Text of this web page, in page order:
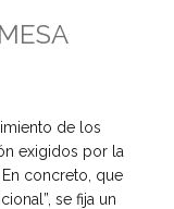
de los
exigidos por la
En concreto, que
se fija un